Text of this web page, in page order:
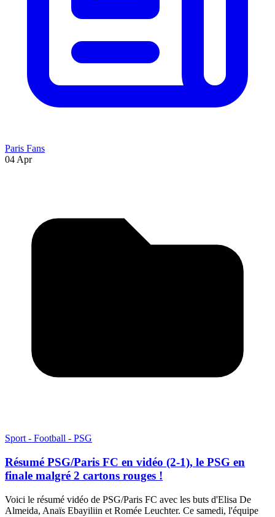
Paris Fans
04 Apr
Sport - Football - PSG
Résumé PSG/Paris FC en vidéo (2-1), le PSG en
finale malgré 2 cartons rouges !
Voici le résumé vidéo de PSG/Paris FC avec les buts d'Elisa De
Almeida, Anaïs Ebayiliin et Romée Leuchter. Ce samedi, l'équipe